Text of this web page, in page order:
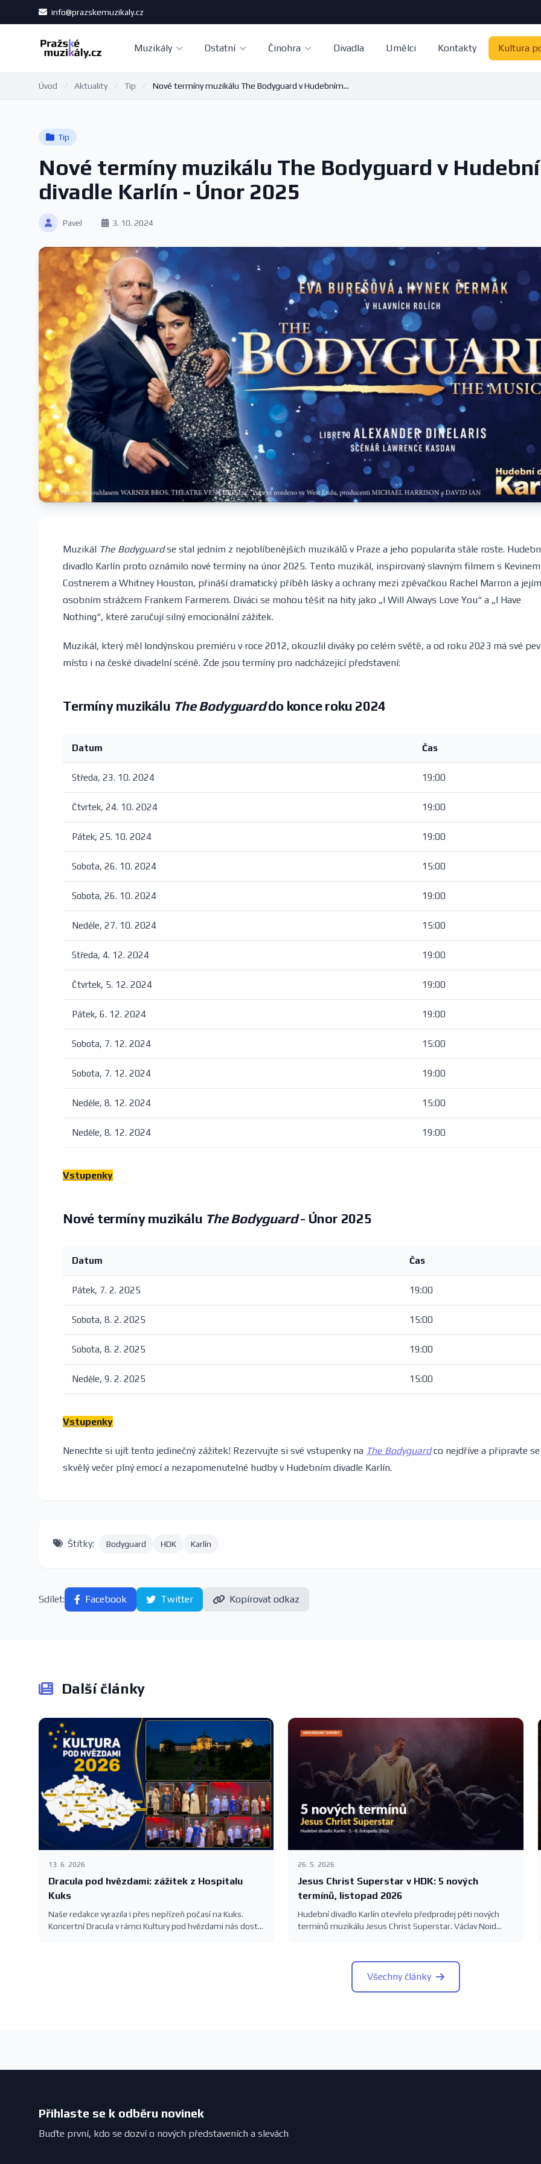
info@prazskemuzikaly.cz
Muzikály Ostatní Činohra Divadla Umělci Kontakty Kultura
Úvod / Aktuality / Tip / Nové termíny muzikálu The Bodyguard v Hudebním...
Tip
Nové termíny muzikálu The Bodyguard v
divadle Karlín - Únor 2025
Pavel 3. 10. 2024
Muzikál The Bodyguardse stal jedním z nejoblíbenějších muzikálů v Praze a jeho popularita stále roste.
divadlo Karlín proto oznámilo nové termíny na únor 2025. Tento muzikál, inspirovaný slavným filmem s Kevinem
Costnerem a Whitney Houston, přináší dramatický příběh lásky a ochrany mezi zpěvačkou Rachel Marron a jejím
osobním strážcem Frankem Farmerem. Diváci se mohou těšit na hity jako „I Will Always Love You“ a „I Have
Nothing“, které zaručují silný emocionální zážitek.
Muzikál, který měl londýnskou premiéru v roce 2012, okouzlil diváky po celém světě, a od roku 2023 má své
místo i na české divadelní scéně. Zde jsou termíny pro nadcházející představení:
Termíny muzikálu The Bodyguarddo konce roku 2024
Datum Čas
Středa, 23. 10. 2024 19:00
Čtvrtek, 24. 10. 2024 19:00
Pátek, 25. 10. 2024 19:00
Sobota, 26. 10. 2024 15:00
Sobota, 26. 10. 2024 19:00
Neděle, 27. 10. 2024 15:00
Středa, 4. 12. 2024 19:00
Čtvrtek, 5. 12. 2024 19:00
Pátek, 6. 12. 2024 19:00
Sobota, 7. 12. 2024 15:00
Sobota, 7. 12. 2024 19:00
Neděle, 8. 12. 2024 15:00
Neděle, 8. 12. 2024 19:00
Vstupenky
Nové termíny muzikálu The Bodyguard- Únor 2025
Datum Čas
Pátek, 7. 2. 2025 19:00
Sobota, 8. 2. 2025 15:00
Sobota, 8. 2. 2025 19:00
Neděle, 9. 2. 2025 15:00
Vstupenky
Nenechte si ujít tento jedinečný zážitek! Rezervujte si své vstupenky na The Bodyguardco nejdříve a připravte
skvělý večer plný emocí a nezapomenutelné hudby v Hudebním divadle Karlín.
Štítky: Bodyguard HDK Karlín
Sdílet: Facebook Twitter Kopírovat odkaz
Další články
13. 6. 2026
Dracula pod hvězdami: zážitek z Hospitalu
Kuks
Naše redakce vyrazila i přes nepřízeň počasí na Kuks.
Koncertní Dracula v rámci Kultury pod hvězdami nás dostal
26. 5. 2026
Jesus Christ Superstar v HDK: 5 nových
termínů, listopad 2026
Hudební divadlo Karlín otevřelo předprodej pěti nových
termínů muzikálu Jesus Christ Superstar. Václav Noid
Všechny články
Přihlaste se k odběru novinek
Buďte první, kdo se dozví o nových představeních a slevách